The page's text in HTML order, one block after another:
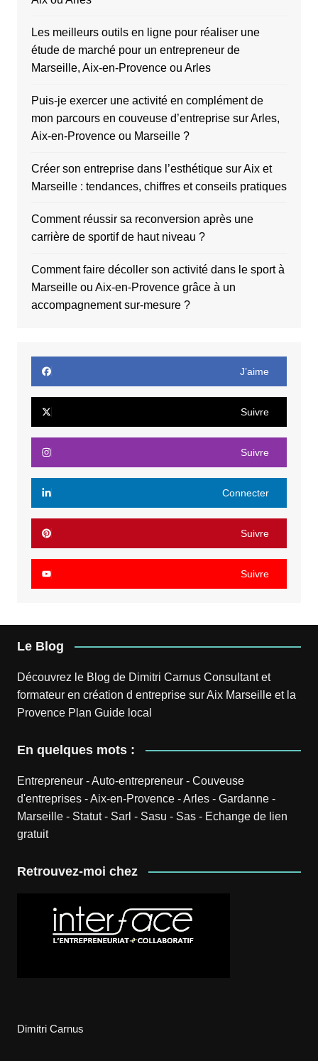
Les meilleurs outils en ligne pour réaliser une
étude de marché pour un entrepreneur de
Marseille, Aix-en-Provence ou Arles
Puis-je exercer une activité en complément de
mon parcours en couveuse d’entreprise sur Arles,
Aix-en-Provence ou Marseille ?
Créer son entreprise dans l’esthétique sur Aix et
Marseille : tendances, chiffres et conseils pratiques
Comment réussir sa reconversion après une
carrière de sportif de haut niveau ?
Comment faire décoller son activité dans le sport à
Marseille ou Aix-en-Provence grâce à un
accompagnement sur-mesure ?
J’aime
Suivre
Suivre
Connecter
Suivre
Suivre
Le Blog
Découvrez le Blog de Dimitri CarnusConsultant et
formateur en création d entreprise sur Aix Marseille et la
Provence Plan Guide local
En quelques mots :
Entrepreneur-Auto-entrepreneur- Couveuse
d'entreprises-Aix-en-Provence-Arles- Gardanne-
Marseille- Statut- Sarl - Sasu - Sas- Echange de lien
gratuit
Retrouvez-moi chez
Dimitri Carnus